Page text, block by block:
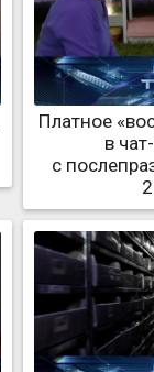
Платное
в
с